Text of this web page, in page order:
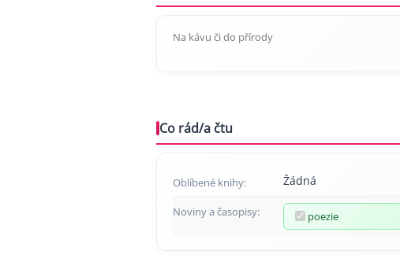
Na kávu či do přírody
Co rád/a čtu
Oblíbené knihy: Žádná
Noviny a časopisy: poezie